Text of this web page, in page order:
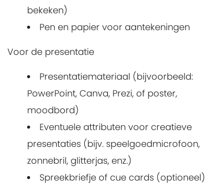
bekeken)
Pen en papier voor aantekeningen
Voor de presentatie
Presentatiemateriaal (bijvoorbeeld:
PowerPoint, Canva, Prezi, of poster,
moodbord)
Eventuele attributen voor creatieve
presentaties (bijv. speelgoedmicrofoon,
zonnebril, glitterjas, enz.)
Spreekbriefje of cue cards (optioneel)